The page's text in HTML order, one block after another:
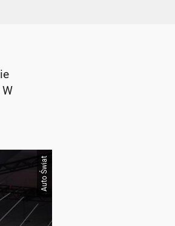
Auto Świat